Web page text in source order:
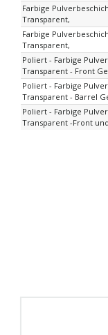
Farbige
Transparent,
Farbige
Transparent,
Poliert - Farbige
Transparent - Front
Poliert - Farbige
Transparent - Barrel
Poliert - Farbige
Transparent -Front